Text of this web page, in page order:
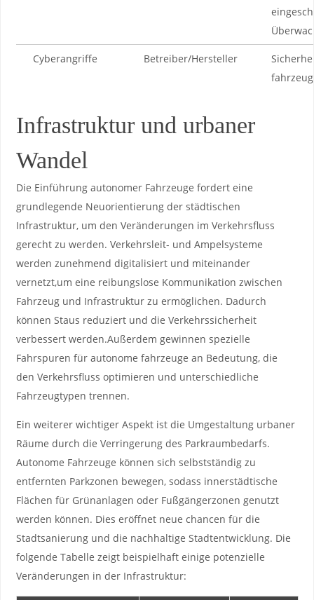
Cyberangriffe Betreiber/Hersteller
Infrastruktur und‌ urbaner
Wandel
Die Einführung autonomer Fahrzeuge fordert eine
grundlegende Neuorientierung der städtischen
Infrastruktur, um den Veränderungen im Verkehrsfluss
gerecht zu werden. Verkehrsleit- und Ampelsysteme
werden ⁤zunehmend digitalisiert und miteinander
vernetzt,um eine reibungslose Kommunikation zwischen
Fahrzeug und ⁣Infrastruktur‌ zu ermöglichen. Dadurch
können Staus reduziert und die Verkehrssicherheit
verbessert werden.Außerdem‌ gewinnen spezielle​
Fahrspuren für autonome fahrzeuge an Bedeutung, die
den Verkehrsfluss optimieren und unterschiedliche
Fahrzeugtypen trennen.
Ein weiterer wichtiger ‌Aspekt ist die Umgestaltung urbaner
Räume durch die Verringerung des ⁢Parkraumbedarfs.
Autonome Fahrzeuge können sich selbstständig zu
entfernten Parkzonen bewegen, sodass innerstädtische
Flächen für Grünanlagen⁤ oder Fußgängerzonen genutzt
werden können. Dies eröffnet neue ⁢chancen für die
Stadtsanierung und die nachhaltige Stadtentwicklung. Die
folgende Tabelle zeigt beispielhaft einige ‌potenzielle
Veränderungen in der Infrastruktur: